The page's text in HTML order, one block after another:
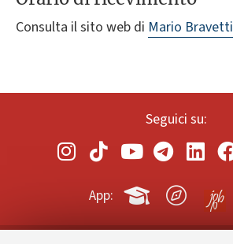
Consulta il sito web di Mario Bravetti
Seguici su:
App: